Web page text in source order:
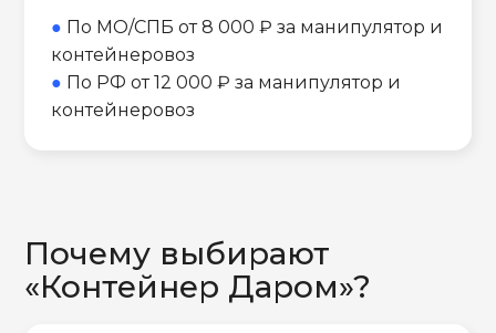
● По МО/СПБ от 8 000 ₽ за манипулятор и
контейнеровоз
● По РФ от 12 000 ₽ за манипулятор и
контейнеровоз
Почему выбирают
«Контейнер Даром»?